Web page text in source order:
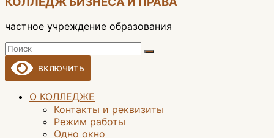
частное учреждение образования
включить
МенюО КОЛЛЕДЖЕ
Контакты и реквизиты
Режим работы
Одно окно